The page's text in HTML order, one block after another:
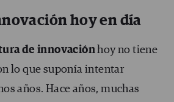
hoy en día
de innovaciónhoy no tiene
lo que suponía intentar
años. Hace años, muchas